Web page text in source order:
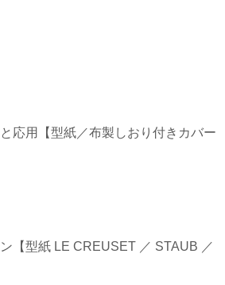
応用【型紙／布製しおり付きカバー
【型紙 LE CREUSET ／ STAUB ／